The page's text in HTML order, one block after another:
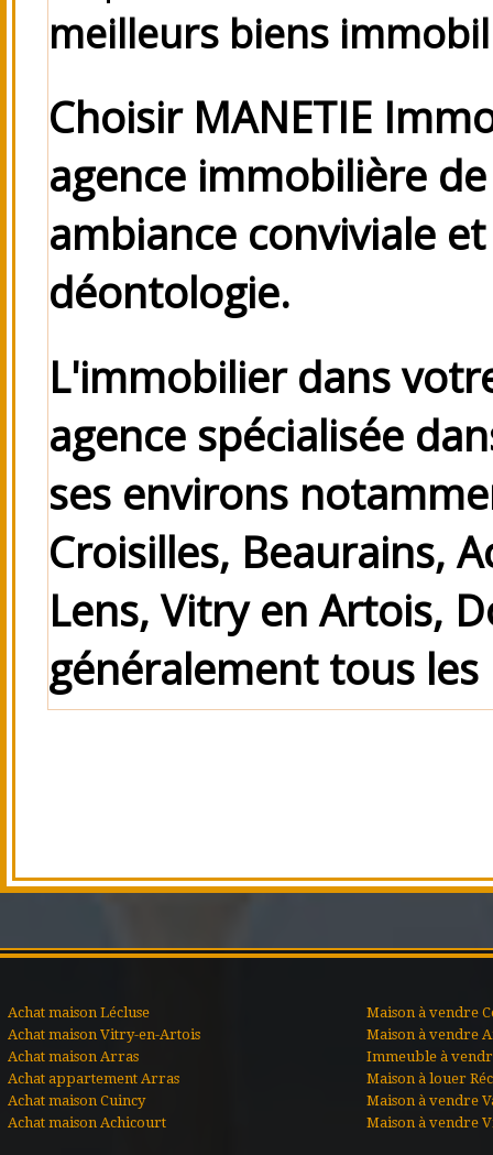
meilleurs biens
Choisir MANETIE
agence immobilière
ambiance conviviale
déontologie.
L'immobilier dans
agence spécialisée
ses environs
Croisilles, Beaurains,
Lens, Vitry en Artois,
généralement tous les
Achat maison Lécluse
Achat maison Vitry-en-Artois
Achat maison Arras
Achat appartement Arras
Achat maison Cuincy
Achat maison Achicourt
Maison à vendre
Maison à vendre
Immeuble à
Maison à louer
Maison à vendre
Maison à vendre